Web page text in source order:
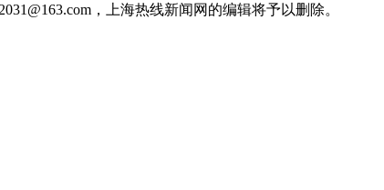
，上海热线新闻网的编辑将予以删除。